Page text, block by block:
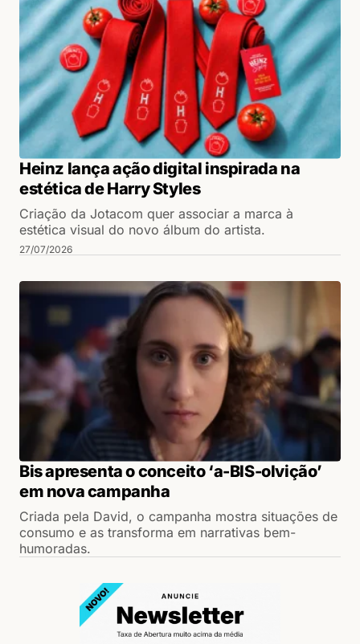
Heinz lança ação digital inspirada na
estética de Harry Styles
Criação da Jotacom quer associar a marca à
estética visual do novo álbum do artista.
27/07/2026
Bis apresenta o conceito ‘a-BIS-olvição’
em nova campanha
Criada pela David, o campanha mostra situações de
consumo e as transforma em narrativas bem-
humoradas.